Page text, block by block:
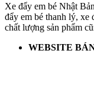
Xe đẩy em bé Nhật
đẩy em bé thanh lý, xe
chất lượng sản phẩm
WEBSITE